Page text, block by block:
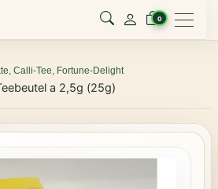
0 Menu
Calli-Tee, Fortune-Delight
a 2,5g (25g)